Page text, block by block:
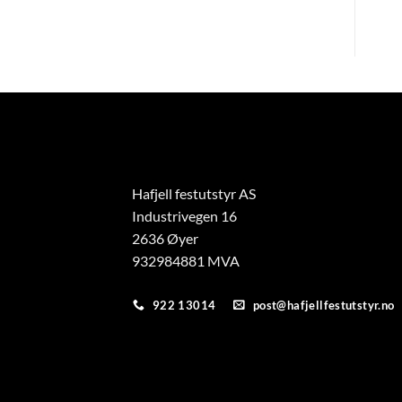
Hafjell festutstyr AS
Industrivegen 16
2636 Øyer
932984881 MVA
922 13014 post@hafjellfestutstyr.no